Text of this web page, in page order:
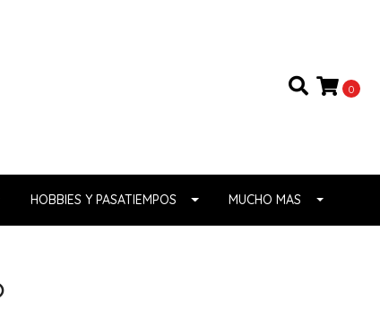
0
HOBBIES Y PASATIEMPOS MUCHO MAS